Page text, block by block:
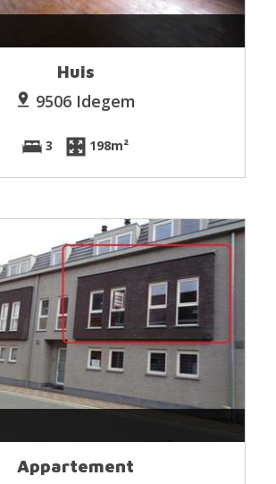
Huis
9506 Idegem
3 198m²
Appartement